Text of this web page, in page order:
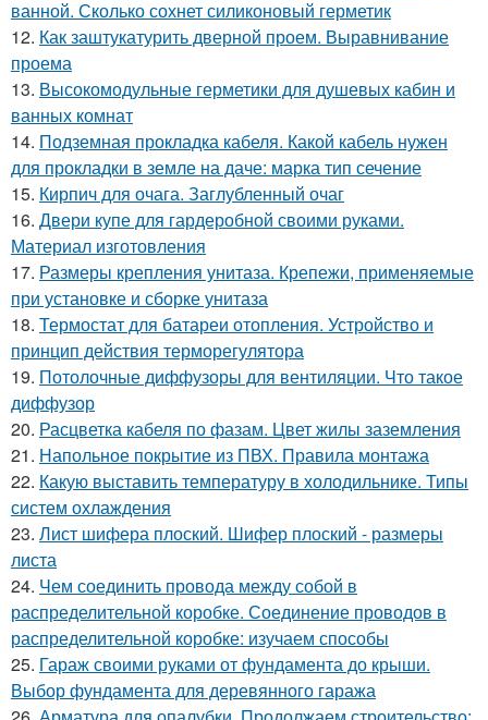
ванной. Сколько сохнет силиконовый герметик
12. Как заштукатурить дверной проем. Выравнивание
проема
13. Высокомодульные герметики для душевых кабин и
ванных комнат
14. Подземная прокладка кабеля. Какой кабель нужен
для прокладки в земле на даче: марка тип сечение
15. Кирпич для очага. Заглубленный очаг
16. Двери купе для гардеробной своими руками.
Материал изготовления
17. Размеры крепления унитаза. Крепежи, применяемые
при установке и сборке унитаза
18. Термостат для батареи отопления. Устройство и
принцип действия терморегулятора
19. Потолочные диффузоры для вентиляции. Что такое
диффузор
20. Расцветка кабеля по фазам. Цвет жилы заземления
21. Напольное покрытие из ПВХ. Правила монтажа
22. Какую выставить температуру в холодильнике. Типы
систем охлаждения
23. Лист шифера плоский. Шифер плоский - размеры
листа
24. Чем соединить провода между собой в
распределительной коробке. Соединение проводов в
распределительной коробке: изучаем способы
25. Гараж своими руками от фундамента до крыши.
Выбор фундамента для деревянного гаража